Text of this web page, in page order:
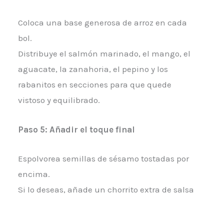
Coloca una base generosa de arroz en cada
bol.
Distribuye el salmón marinado, el mango, el
aguacate, la zanahoria, el pepino y los
rabanitos en secciones para que quede
vistoso y equilibrado.
Paso 5: Añadir el toque final
Espolvorea semillas de sésamo tostadas por
encima.
Si lo deseas, añade un chorrito extra de salsa